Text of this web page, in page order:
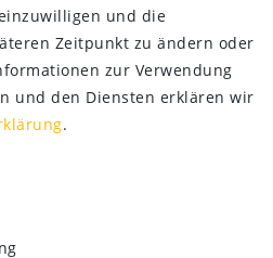
und die
Zeitpunkt zu ändern oder
zur Verwendung
und den Diensten erklären wir
.